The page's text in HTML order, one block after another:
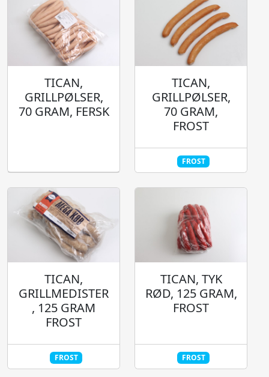
TICAN,
GRILLPØLSER,
70 GRAM, FERSK
TICAN,
GRILLPØLSER,
70 GRAM,
FROST
FROST
TICAN,
GRILLMEDISTER
, 125 GRAM
FROST
FROST
TICAN, TYK
RØD, 125 GRAM,
FROST
FROST